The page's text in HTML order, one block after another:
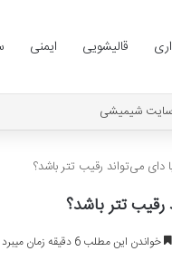
قالیشویی ایمنی
سایت شیمیشی
دای می‌تواند رقیب تتر باشد؟
رقیب تتر باشد؟
خواندن این مطلب 6 دقیقه زمان میبرد